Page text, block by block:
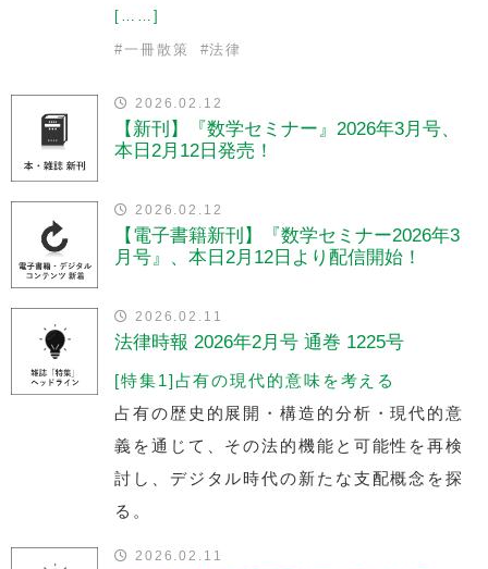
[……]
# 一冊散策 #法律
2026.02.12
【新刊】『数学セミナー』2026年3月号、
本日2月12日発売！
2026.02.12
【電子書籍新刊】『数学セミナー2026年3
月号』、本日2月12日より配信開始！
2026.02.11
法律時報 2026年2月号 通巻 1225号
[特集1]占有の現代的意味を考える
占有の歴史的展開・構造的分析・現代的意
義を通じて、その法的機能と可能性を再検
討し、デジタル時代の新たな支配概念を探
る。
2026.02.11